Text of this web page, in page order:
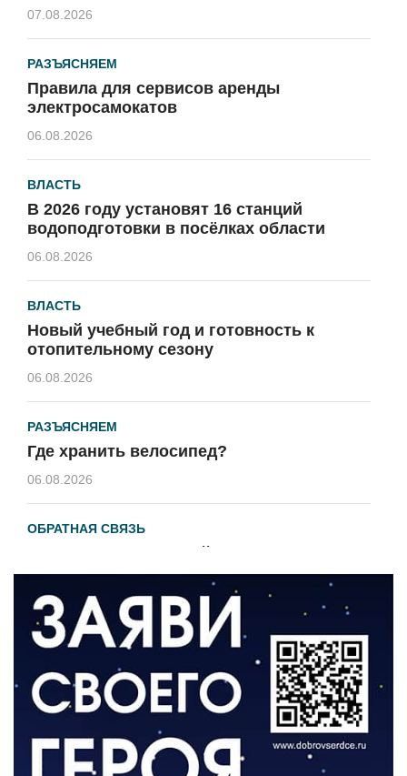
07.08.2026
РАЗЪЯСНЯЕМ
Правила для сервисов аренды
электросамокатов
06.08.2026
ВЛАСТЬ
В 2026 году установят 16 станций
водоподготовки в посёлках области
06.08.2026
ВЛАСТЬ
Новый учебный год и готовность к
отопительному сезону
06.08.2026
РАЗЪЯСНЯЕМ
Где хранить велосипед?
06.08.2026
ОБРАТНАЯ СВЯЗЬ
Администрация онлайн
ВЛАСТЬ
День памяти и «Симфония народов»
06.08.2026
Новый настил на экотропе